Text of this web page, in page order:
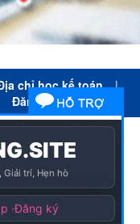
chỉ học kế toán
|
Đăng ký học
rẻ
tại: